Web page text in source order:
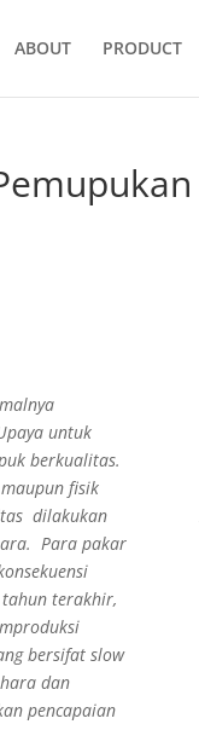
ABOUT PRODUCT
untuk
berkualitas.
fisik
dilakukan
Para pakar
terakhir,
bersifat slow
dan
pencapaian